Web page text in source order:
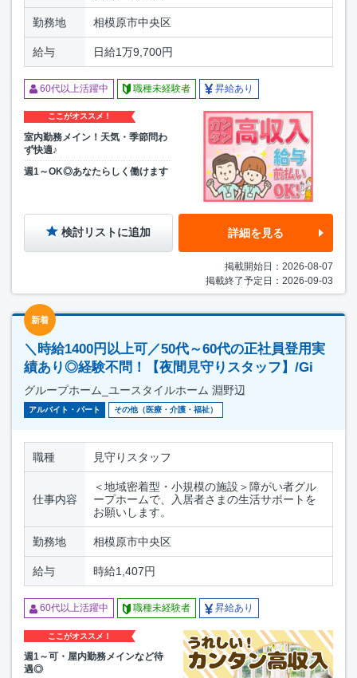
勤務地 相模原市中央区
給与 日給1万9,700円
60代以上活躍中 職種未経験者 昇給あり
ここがオススメ！
室内勤務メイン！天気・季節問わ
ず快適♪
週1～OK◎あなたらしく働けます
検討リストに追加 詳細を見る
掲載開始日：2026-08-07
掲載終了予定日：2026-09-03
新着
＼時給1400円以上可／50代～60代の正社員登用実
績あり◎経験不問！【夜間見守りスタッフ】/Gi
グループホーム_ユースタイルホーム 淵野辺
アルバイト・パート その他（医療・介護・福祉）
職種 見守りスタッフ
仕事内容
＜地域密着型・小規模の施設＞障がい者グル
ープホームで、入居者さまの生活サポートを
お願いします。
勤務地 相模原市中央区
給与 時給1,407円
60代以上活躍中 職種未経験者 昇給あり
ここがオススメ！
週1～可・屋内勤務メインなど待
遇◎